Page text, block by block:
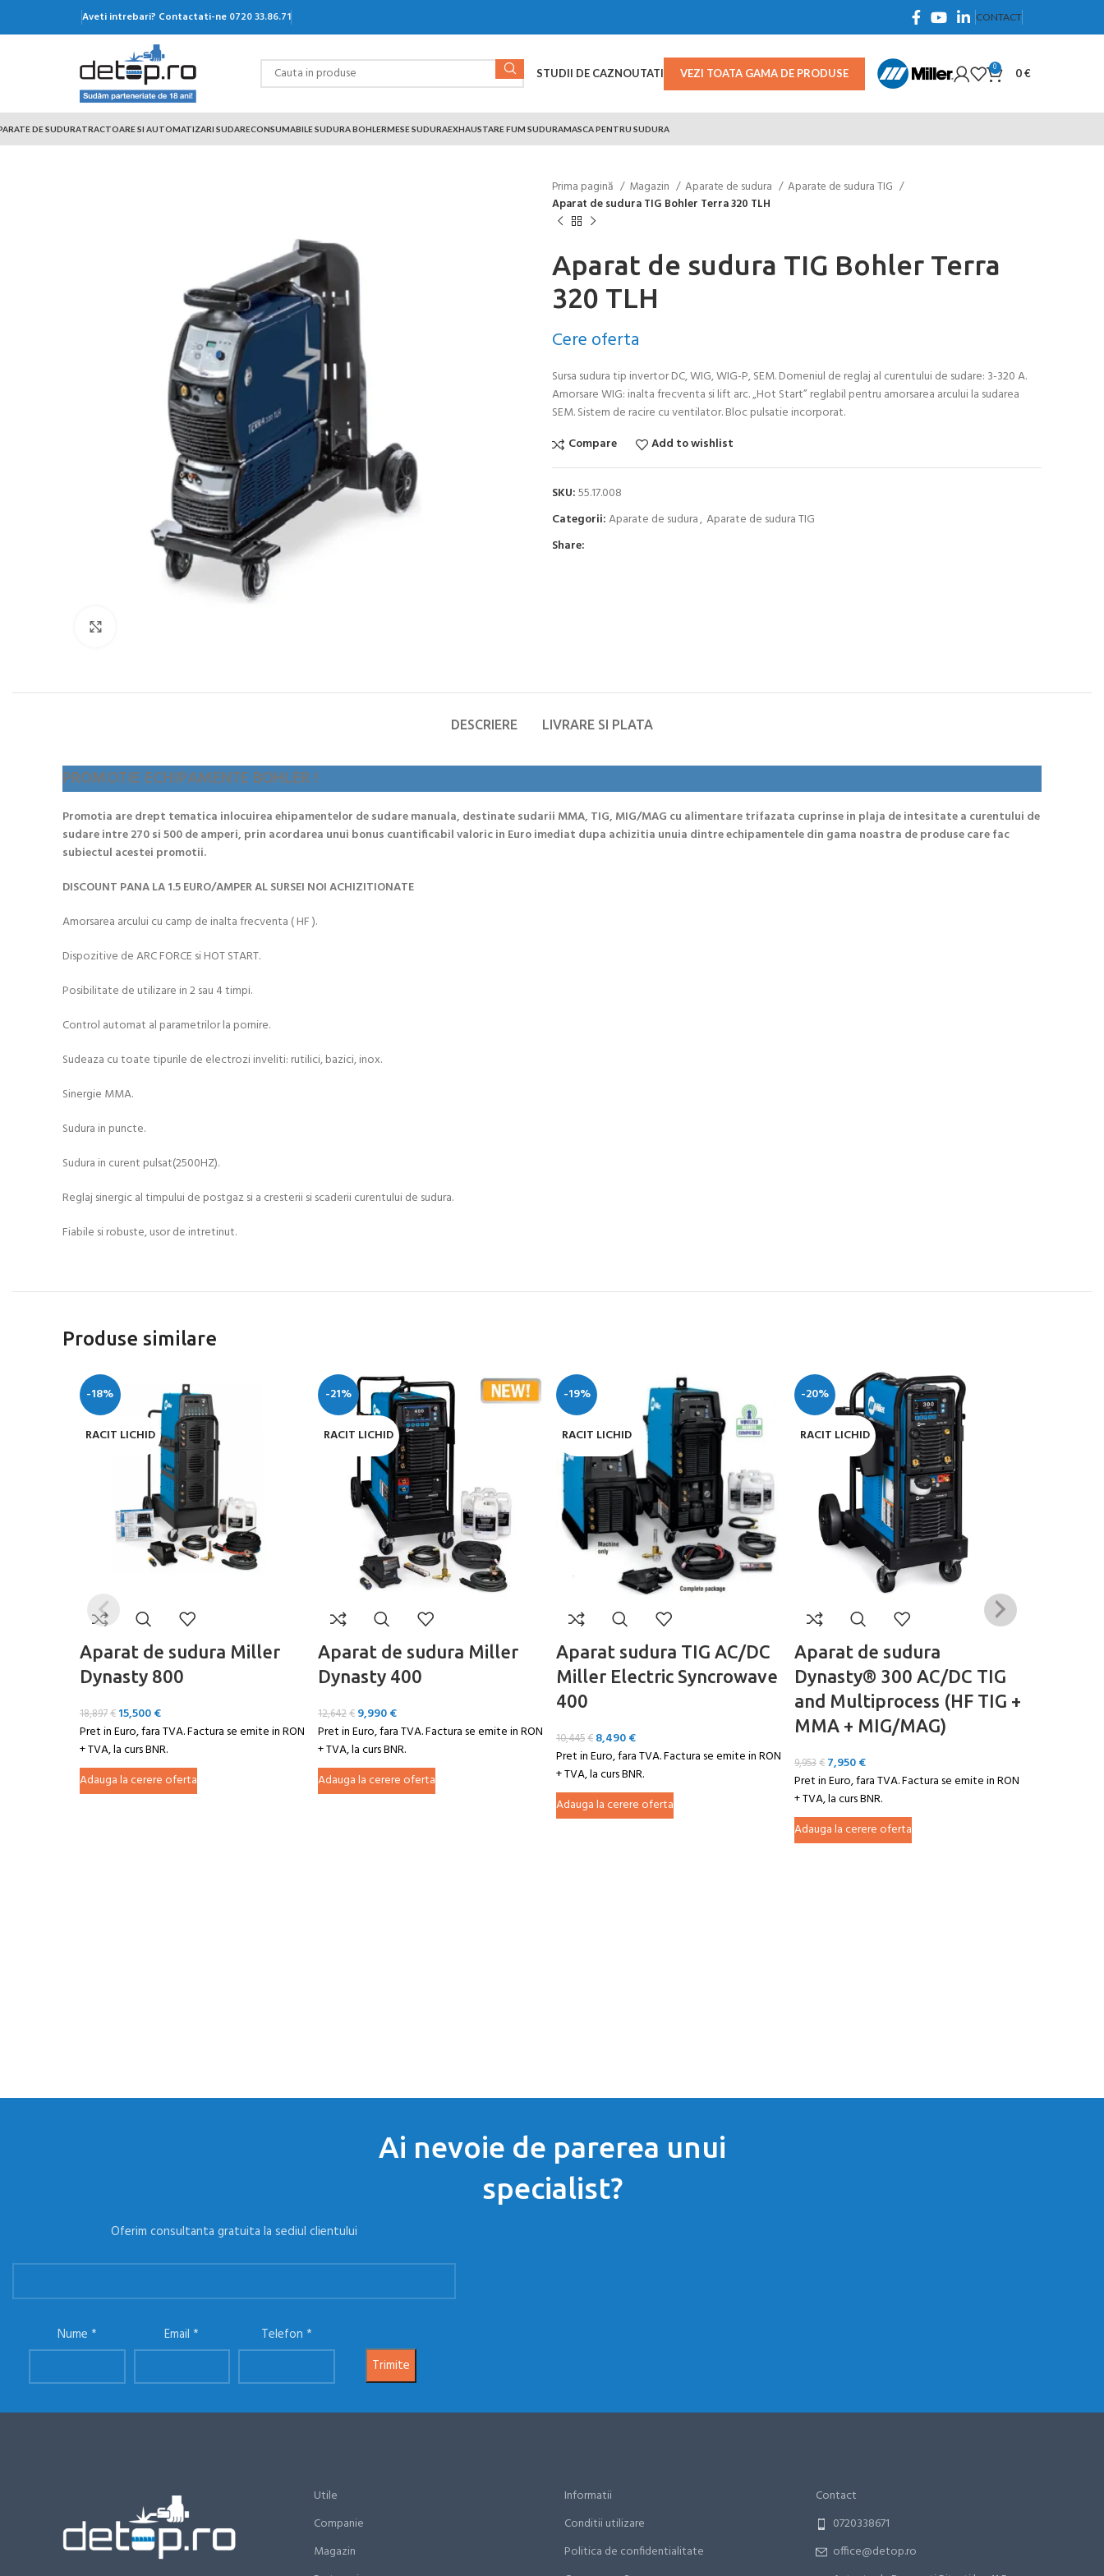
Aveti intrebari? Contactati-ne 0720 33.86.71 CONTACT
STUDII DE CAZNOUTATI VEZI TOATA GAMA DE PRODUSE 0 0 €
DE SUDURATRACTOARE SI AUTOMATIZARI SUDARECONSUMABILE SUDURA BOHLERMESE SUDURAEXHAUSTARE FUM SUDURAMASCA PENTRU SUDURA
Prima pagină Magazin Aparate de sudura
Aparate de sudura TIG
Aparat de sudura TIG Bohler Terra 320 TLH
Aparat de sudura TIG Bohler Terra
320 TLH
Cere oferta
Sursa sudura tip invertor DC, WIG, WIG-P, SEM. Domeniul de reglaj al curentului de sudare: 3-320 A.
Amorsare WIG: inalta frecventa si lift arc. „Hot Start” reglabil pentru amorsarea arcului la sudarea
SEM. Sistem de racire cu ventilator. Bloc pulsatie incorporat.
Compare
Add to wishlist
SKU:55.17.008
Categorii:Aparate de sudura, Aparate de sudura TIG
Share:
DESCRIERE LIVRARE SI PLATA
PROMOTIE ECHIPAMENTE BOHLER !
Promotia are drept tematica inlocuirea ehipamentelor de sudare manuala, destinate sudarii MMA, TIG, MIG/MAG cu alimentare trifazata cuprinse in plaja de intesitate a curentului de
sudare intre 270 si 500 de amperi, prin acordarea unui bonus cuantificabil valoric in Euro imediat dupa achizitia unuia dintre echipamentele din gama noastra de produse care fac
subiectul acestei promotii.
DISCOUNT PANA LA 1.5 EURO/AMPER AL SURSEI NOI ACHIZITIONATE
Amorsarea arcului cu camp de inalta frecventa ( HF ).
Dispozitive de ARC FORCE si HOT START.
Posibilitate de utilizare in 2 sau 4 timpi.
Control automat al parametrilor la pornire.
Sudeaza cu toate tipurile de electrozi inveliti: rutilici, bazici, inox.
Sinergie MMA.
Sudura in puncte.
Sudura in curent pulsat(2500HZ).
Reglaj sinergic al timpului de postgaz si a cresterii si scaderii curentului de sudura.
Fiabile si robuste, usor de intretinut.
Produse similare
-18%
RACIT LICHID
Aparat de sudura Miller
Dynasty 800
18,897€ 15,500€
Pret in Euro, fara TVA. Factura se emite in RON
+ TVA, la curs BNR.
Adauga la cerere oferta
-21%
RACIT LICHID
Aparat de sudura Miller
Dynasty 400
12,642€ 9,990€
Pret in Euro, fara TVA. Factura se emite in RON
+ TVA, la curs BNR.
Adauga la cerere oferta
-19%
RACIT LICHID
Aparat sudura TIG AC/DC
Miller Electric Syncrowave
400
10,445€ 8,490€
Pret in Euro, fara TVA. Factura se emite in RON
+ TVA, la curs BNR.
Adauga la cerere oferta
-20%
RACIT LICHID
Aparat de sudura
Dynasty® 300 AC/DC TIG
and Multiprocess (HF TIG +
MMA + MIG/MAG)
9,953€ 7,950€
Pret in Euro, fara TVA. Factura se emite in RON
+ TVA, la curs BNR.
Adauga la cerere oferta
Ai nevoie de parerea unui
specialist?
Oferim consultanta gratuita la sediul clientului
Nume Email Telefon
Utile
Companie
Magazin
Informatii
Conditii utilizare
Politica de confidentialitate
Contact
0720338671
office@detop.ro